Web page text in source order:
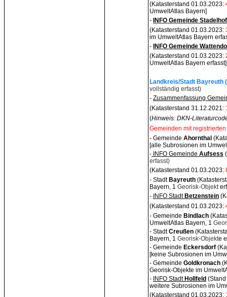
(Katasterstand 01.03.2023:
UmweltAtlas Bayern]
- INFO Gemeinde
(Katasterstand 01.03.2023:
im UmweltAtlas Bayern
- INFO Gemeinde
(Katasterstand 01.03.2023:
UmweltAtlas Bayern erfasst]
Landkreis/Stadt Bayreuth
vollständig erfasst)
- Zusammenfassung
(Katasterstand 31.12.2021:
(Hinweis: DKN-
Gemeinden mit
- Gemeinde Ahornthal
[alle Subrosionen im
- INFO Gemeinde Aufsess
erfasst)
(Katasterstand 01.03.2023:
- Stadt Bayreuth
Bayern, 1 Georisk-Objekt
- INFO Stadt Betzenstein
(Katasterstand 01.03.2023:
- Gemeinde Bindlach
UmweltAtlas Bayern, 1
- StadtCreußen
Bayern, 1 Georisk-Objekte
- Gemeinde Eckersdorf
[keine Subrosionen im
- Gemeinde Goldkronach
Georisk-Objekte im
- INFO Stadt Hollfe ld
weitere Subrosionen im
(Katasterstand 01.03.2023: